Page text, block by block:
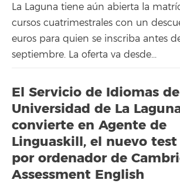
La Laguna tiene aún abierta la
cursos cuatrimestrales con un
euros para quien se inscriba antes
septiembre. La oferta va desde...
El Servicio de Idiomas
Universidad de La
convierte en Agente de
Linguaskill, el nuevo
por ordenador de
Assessment English